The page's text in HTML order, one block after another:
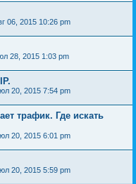
06, 2015 10:26 pm
28, 2015 1:03 pm
20, 2015 7:54 pm
трафик. Где искать
20, 2015 6:01 pm
20, 2015 5:59 pm